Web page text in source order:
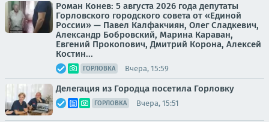
Роман Конев: 5 августа 2026 года депутаты
Горловского городского совета от «Единой
России» — Павел Калфакчиян, Олег Сладкевич,
Александр Бобровский, Марина Караван,
Евгений Прокопович, Дмитрий Корона, Алексей
Костин...
ГОРЛОВКА Вчера, 15:59
Делегация из Городца посетила Горловку
ГОРЛОВКА Вчера, 15:51